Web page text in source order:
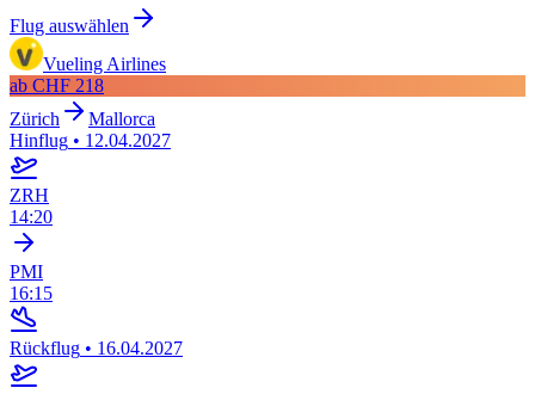
Flug auswählen
Vueling Airlines
ab CHF 218
Zürich
Mallorca
Hinflug • 12.04.2027
ZRH
14:20
PMI
16:15
Rückflug • 16.04.2027